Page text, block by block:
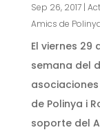
Sep 26, 2017|
Amics de
El viernes
semana del
asociaciones
de Polinya i
soporte del